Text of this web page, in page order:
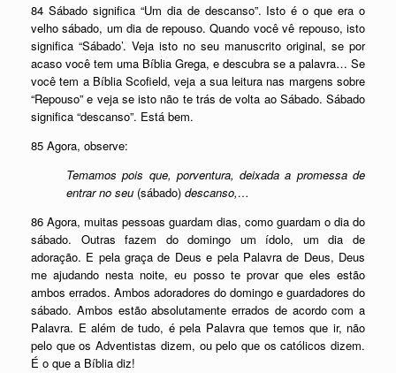
84 Sábado significa “Um dia de descanso”. Isto é o que era o
velho sábado, um dia de repouso. Quando você vê repouso, isto
significa “Sábado’. Veja isto no seu manuscrito original, se por
acaso você tem uma Bíblia Grega, e descubra se a palavra… Se
você tem a Bíblia Scofield, veja a sua leitura nas margens sobre
“Repouso” e veja se isto não te trás de volta ao Sábado. Sábado
significa “descanso”. Está bem.
85 Agora, observe:
Temamos pois que, porventura, deixada a promessa de
entrar no seu (sábado) descanso,…
86 Agora, muitas pessoas guardam dias, como guardam o dia do
sábado. Outras fazem do domingo um ídolo, um dia de
adoração. E pela graça de Deus e pela Palavra de Deus, Deus
me ajudando nesta noite, eu posso te provar que eles estão
ambos errados. Ambos adoradores do domingo e guardadores do
sábado. Ambos estão absolutamente errados de acordo com a
Palavra. E além de tudo, é pela Palavra que temos que ir, não
pelo que os Adventistas dizem, ou pelo que os católicos dizem.
É o que a Bíblia diz!